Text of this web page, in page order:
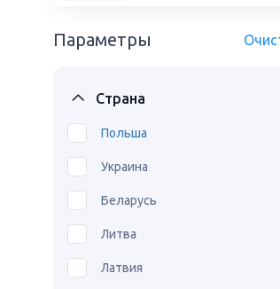
Параметры
Страна
Польша
Украина
Беларусь
Литва
Латвия